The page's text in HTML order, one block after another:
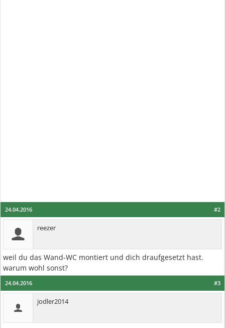
#2
24.04.2016
reezer
weil du das Wand-WC montiert und dich draufgesetzt hast.
warum wohl sonst?
#3
24.04.2016
jodler2014